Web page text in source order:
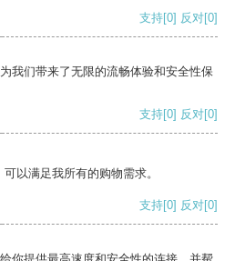
支持[0] 反对[0]
我们带来了无限的流畅体验和安全性保
支持[0] 反对[0]
以满足我所有的购物需求。
支持[0] 反对[0]